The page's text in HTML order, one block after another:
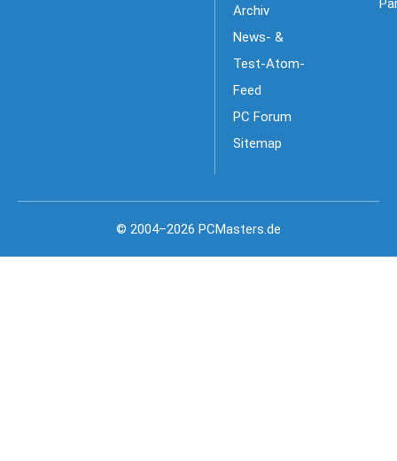
Archiv
News- &
Test-Atom-
Feed
PC Forum
Sitemap
© 2004–2026 PCMasters.de